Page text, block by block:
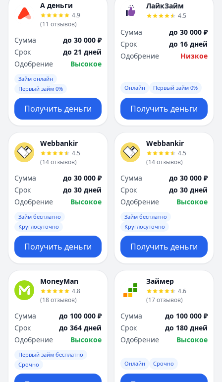
А деньги
4.9
(11 отзывов)
Сумма
до 30 000 ₽
Срок
до 21 дней
Одобрение
Высокое
Займ онлайн
Первый займ 0%
Получить деньги
ЛайкЗайм
4.5
Сумма
до 30 000 ₽
Срок
до 16 дней
Одобрение
Низкое
Онлайн Первый займ 0%
Получить деньги
Webbankir
4.5
(14отзывов)
Сумма
до 30 000 ₽
Срок
до 30 дней
Одобрение
Высокое
Займ бесплатно
Круглосуточно
Получить деньги
Webbankir
4.5
(14отзывов)
Сумма
до 30 000 ₽
Срок
до 30 дней
Одобрение
Высокое
Займ бесплатно
Круглосуточно
Получить деньги
MoneyMan
4.8
(18отзывов)
Сумма
до 100 000 ₽
Срок
до 364 дней
Одобрение
Высокое
Первый займ бесплатно
Срочно
Займер
4.6
(17отзывов)
Сумма
до 100 000 ₽
Срок
до 180 дней
Одобрение
Высокое
Онлайн Срочно